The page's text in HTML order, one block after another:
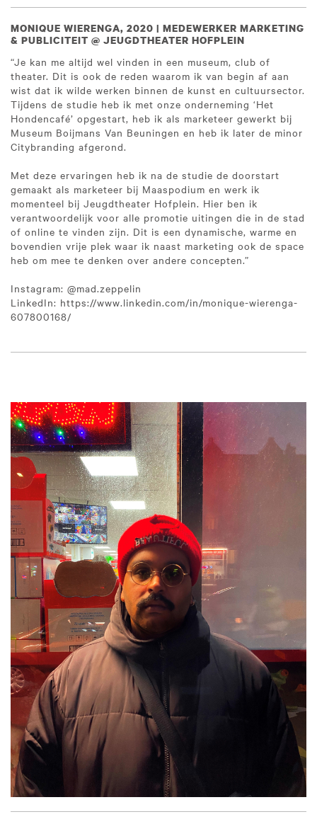
MONIQUE WIERENGA, 2020 | MEDEWERKER MARKETING
& PUBLICITEIT @ JEUGDTHEATER HOFPLEIN
“Je kan me altijd wel vinden in een museum, club of
theater. Dit is ook de reden waarom ik van begin af aan
wist dat ik wilde werken binnen de kunst en cultuursector.
Tijdens de studie heb ik met onze onderneming ‘Het
Hondencafé’ opgestart, heb ik als marketeer gewerkt bij
Museum Boijmans Van Beuningen en heb ik later de minor
Citybranding afgerond.
Met deze ervaringen heb ik na de studie de doorstart
gemaakt als marketeer bij Maaspodium en werk ik
momenteel bij Jeugdtheater Hofplein. Hier ben ik
verantwoordelijk voor alle promotie uitingen die in de stad
of online te vinden zijn. Dit is een dynamische, warme en
bovendien vrije plek waar ik naast marketing ook de space
heb om mee te denken over andere concepten.”
Instagram: @mad.zeppelin
LinkedIn: https://www.linkedin.com/in/monique-wierenga-
607800168/